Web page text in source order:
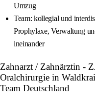
Umzug
Team: kollegial und
Prophylaxe, Verwaltung
ineinander
Zahnarzt / Zahnärztin -
Oralchirurgie in
Team Deutschland